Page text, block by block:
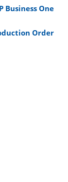
Business One
Order